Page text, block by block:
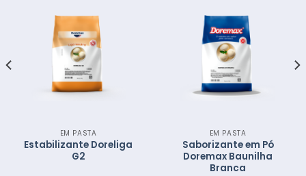
EM PASTA
Estabilizante Doreliga
G2
EM PASTA
Saborizante em Pó
Doremax Baunilha
Branca